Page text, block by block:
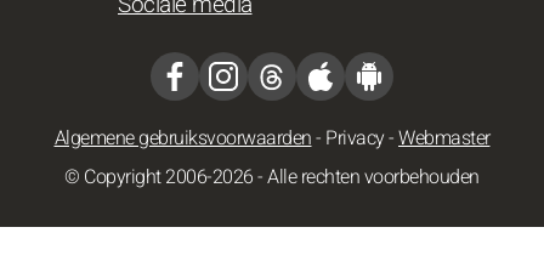
Algemene gebruiksvoorwaarden- Privacy-Webmaster
© Copyright 2006-2026 - Alle rechten voorbehouden